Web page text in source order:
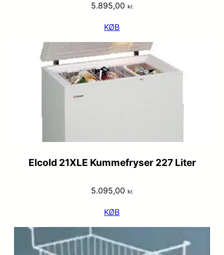
5.895,00 kr.
KØB
Elcold 21XLE Kummefryser 227 Liter
5.095,00 kr.
KØB